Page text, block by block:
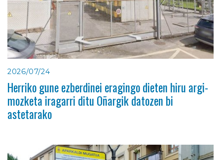
2026/07/24
Herriko gune ezberdinei eragingo dieten hiru argi-
mozketa iragarri ditu Oñargik datozen bi
astetarako